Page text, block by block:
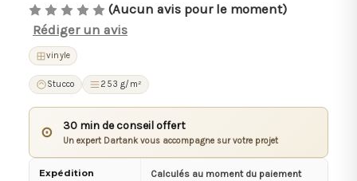
(Aucun avis pour le moment)
Rédiger un avis
vinyle
Stucco 253 g/m²
⊙ 30 min de conseil offert
Un expert Dartank vous accompagne sur votre projet
Expédition Calculés au moment du paiement